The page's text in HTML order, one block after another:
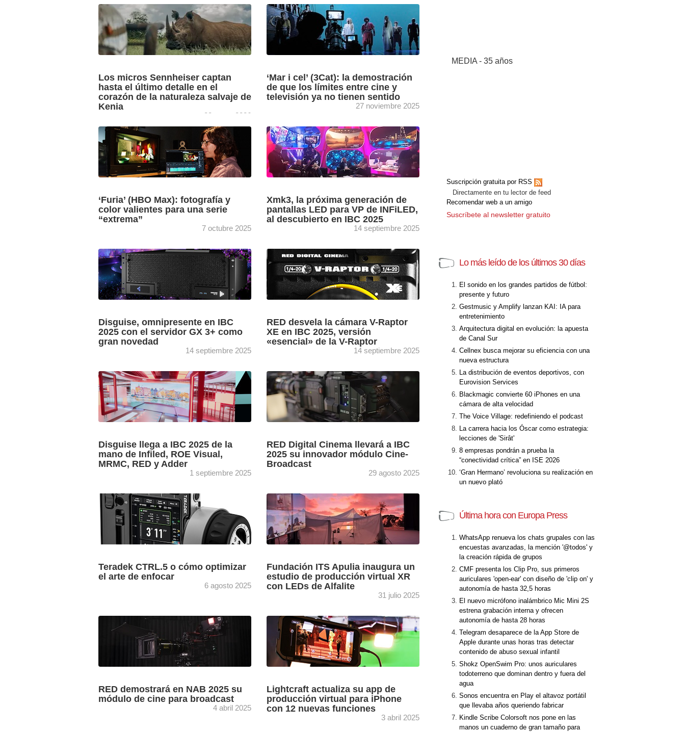
[+]
Epic Cinema, en colaboración con el director
Stijn Verlinde, conducen la grabación del “The
Ultimate Monolith Show”, espectáculo del DJ
David Guetta en el ...
El módulo cine-broadcast aplicado a un
entorno deportivo en directo y la nueva
cámara V-Raptor XE son los principales
atractivos de la presencia de ...
Los micros Sennheiser captan
hasta el último detalle en el
corazón de la naturaleza salvaje de
Kenia
23 enero 2026
[+]
Tom Martienssen, de Dustoff Films, confía en
los micrófonos de condensador RF MKH
8000 de Sennheiser para capturar cada
detalle sonoro de la naturaleza ...
‘Mar i cel’ (3Cat): la demostración
de que los límites entre cine y
televisión ya no tienen sentido
27 noviembre 2025
Paulí Subirà, Llorenç Gómez, Domenec
Gibert y Xavier Bonet trasladan todos los
detalles de la versión cinematográfica del
emblemático musical ‘Mar i cel’, una ...
‘Furia’ (HBO Max): fotografía y
color valientes para una serie
“extrema”
7 octubre 2025
[+]
Carlos Cebrián Renau, director de fotografía,
y Teresa Giménez Benavides, colorista,
abren la puerta al universo de ‘Furia’, una
serie original de HBO Max ...
Xmk3, la próxima generación de
pantallas LED para VP de INFiLED,
al descubierto en IBC 2025
14 septiembre 2025
[+]
INFiLED expone en IBC 2025 una amplia
gama de soluciones diseñadas para el ámbito
broadcast y los estudios XR, incluyendo un
adelanto de la ...
Disguise, omnipresente en IBC
2025 con el servidor GX 3+ como
gran novedad
14 septiembre 2025
El GX 3+, el servidor multimedia más potente
hasta la fecha de Disguise, se erige como
gran novedad de la marca, presente en IBC ...
RED desvela la cámara V-Raptor
XE en IBC 2025, versión
«esencial» de la V-Raptor
14 septiembre 2025
La gama de cámaras Z Cinema de RED
recibe un nuevo modelo diseñado para
creadores independientes y que está siendo
mostrado al público por ...
Disguise llega a IBC 2025 de la
mano de Infiled, ROE Visual,
MRMC, RED y Adder
1 septiembre 2025
[+]
Los stands de Infiled, ROE Visual, MRMC,
RED y Adder en IBC 2025 (12-15 de
septiembre, Ámsterdam) permitirán a los
asistentes descubrir diferentes casos ...
RED Digital Cinema llevará a IBC
2025 su innovador módulo Cine-
Broadcast
29 agosto 2025
[+]
Los asistentes de IBC 2025 que visiten RED
podrán ver en directo sus últimas
innovaciones y experimentar de primera
mano las incomparables imágenes
cinematográficas ...
Teradek CTRL.5 o cómo optimizar
el arte de enfocar
6 agosto 2025
[+]
Teradek mostrará en IBC 2025 la función de
control de cámaras para el controlador
CTRL.5 de Teradek RT disponible para las
cámaras RED y ...
Fundación ITS Apulia inaugura un
estudio de producción virtual XR
con LEDs de Alfalite
31 julio 2025
El nuevo estudio para producción virtual XR
de la Fundación ITS Apulia, ubicado en el
Apulia Digital Lab de Bari (Italia), cuenta con
soluciones ...
RED demostrará en NAB 2025 su
módulo de cine para broadcast
4 abril 2025
Lightcraft actualiza su app de
producción virtual para iPhone
con 12 nuevas funciones
3 abril 2025
MEDIA - 35 años
Suscripción gratuita por RSS
Directamente en tu lector de feed
Recomendar web a un amigo
Suscríbete al newsletter gratuito
Lo más leído de los últimos 30 días
El sonido en los grandes partidos de fútbol:
presente y futuro
Gestmusic y Amplify lanzan KAI: IA para
entretenimiento
Arquitectura digital en evolución: la apuesta
de Canal Sur
Cellnex busca mejorar su eficiencia con una
nueva estructura
La distribución de eventos deportivos, con
Eurovision Services
Blackmagic convierte 60 iPhones en una
cámara de alta velocidad
The Voice Village: redefiniendo el podcast
La carrera hacia los Óscar como estrategia:
lecciones de 'Sirât'
8 empresas pondrán a prueba la
“conectividad crítica” en ISE 2026
‘Gran Hermano’ revoluciona su realización en
un nuevo plató
Última hora con Europa Press
WhatsApp renueva los chats grupales con las
encuestas avanzadas, la mención '@todos' y
la creación rápida de grupos
CMF presenta los Clip Pro, sus primeros
auriculares 'open-ear' con diseño de 'clip on' y
autonomía de hasta 32,5 horas
El nuevo micrófono inalámbrico Mic Mini 2S
estrena grabación interna y ofrecen
autonomía de hasta 28 horas
Telegram desaparece de la App Store de
Apple durante unas horas tras detectar
contenido de abuso sexual infantil
Shokz OpenSwim Pro: unos auriculares
todoterreno que dominan dentro y fuera del
agua
Sonos encuentra en Play el altavoz portátil
que llevaba años queriendo fabricar
Kindle Scribe Colorsoft nos pone en las
manos un cuaderno de gran tamaño para